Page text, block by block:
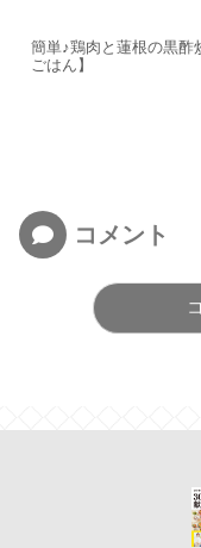
簡単♪鶏肉と蓮根の黒酢
ごはん】
コメント